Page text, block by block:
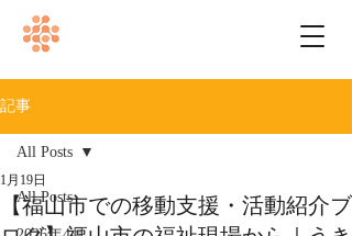
記事
All Posts
All Posts
【福山市での移動支援・活動紹介ブ
1月19日